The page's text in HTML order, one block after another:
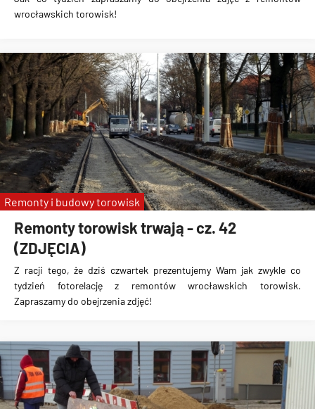
wrocławskich torowisk!
Remonty torowisk trwają - cz. 42
(ZDJĘCIA)
Z racji tego, że dziś czwartek prezentujemy Wam jak zwykle co
tydzień fotorelację z remontów wrocławskich torowisk.
Zapraszamy do obejrzenia zdjęć!
Remonty i budowy torowisk